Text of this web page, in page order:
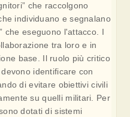
che raccolgono
individuano e segnalano
che eseguono l'attacco. I
tra loro e in
base. Il ruolo più critico
identificare con
di evitare obiettivi civili
su quelli militari. Per
dotati di sistemi